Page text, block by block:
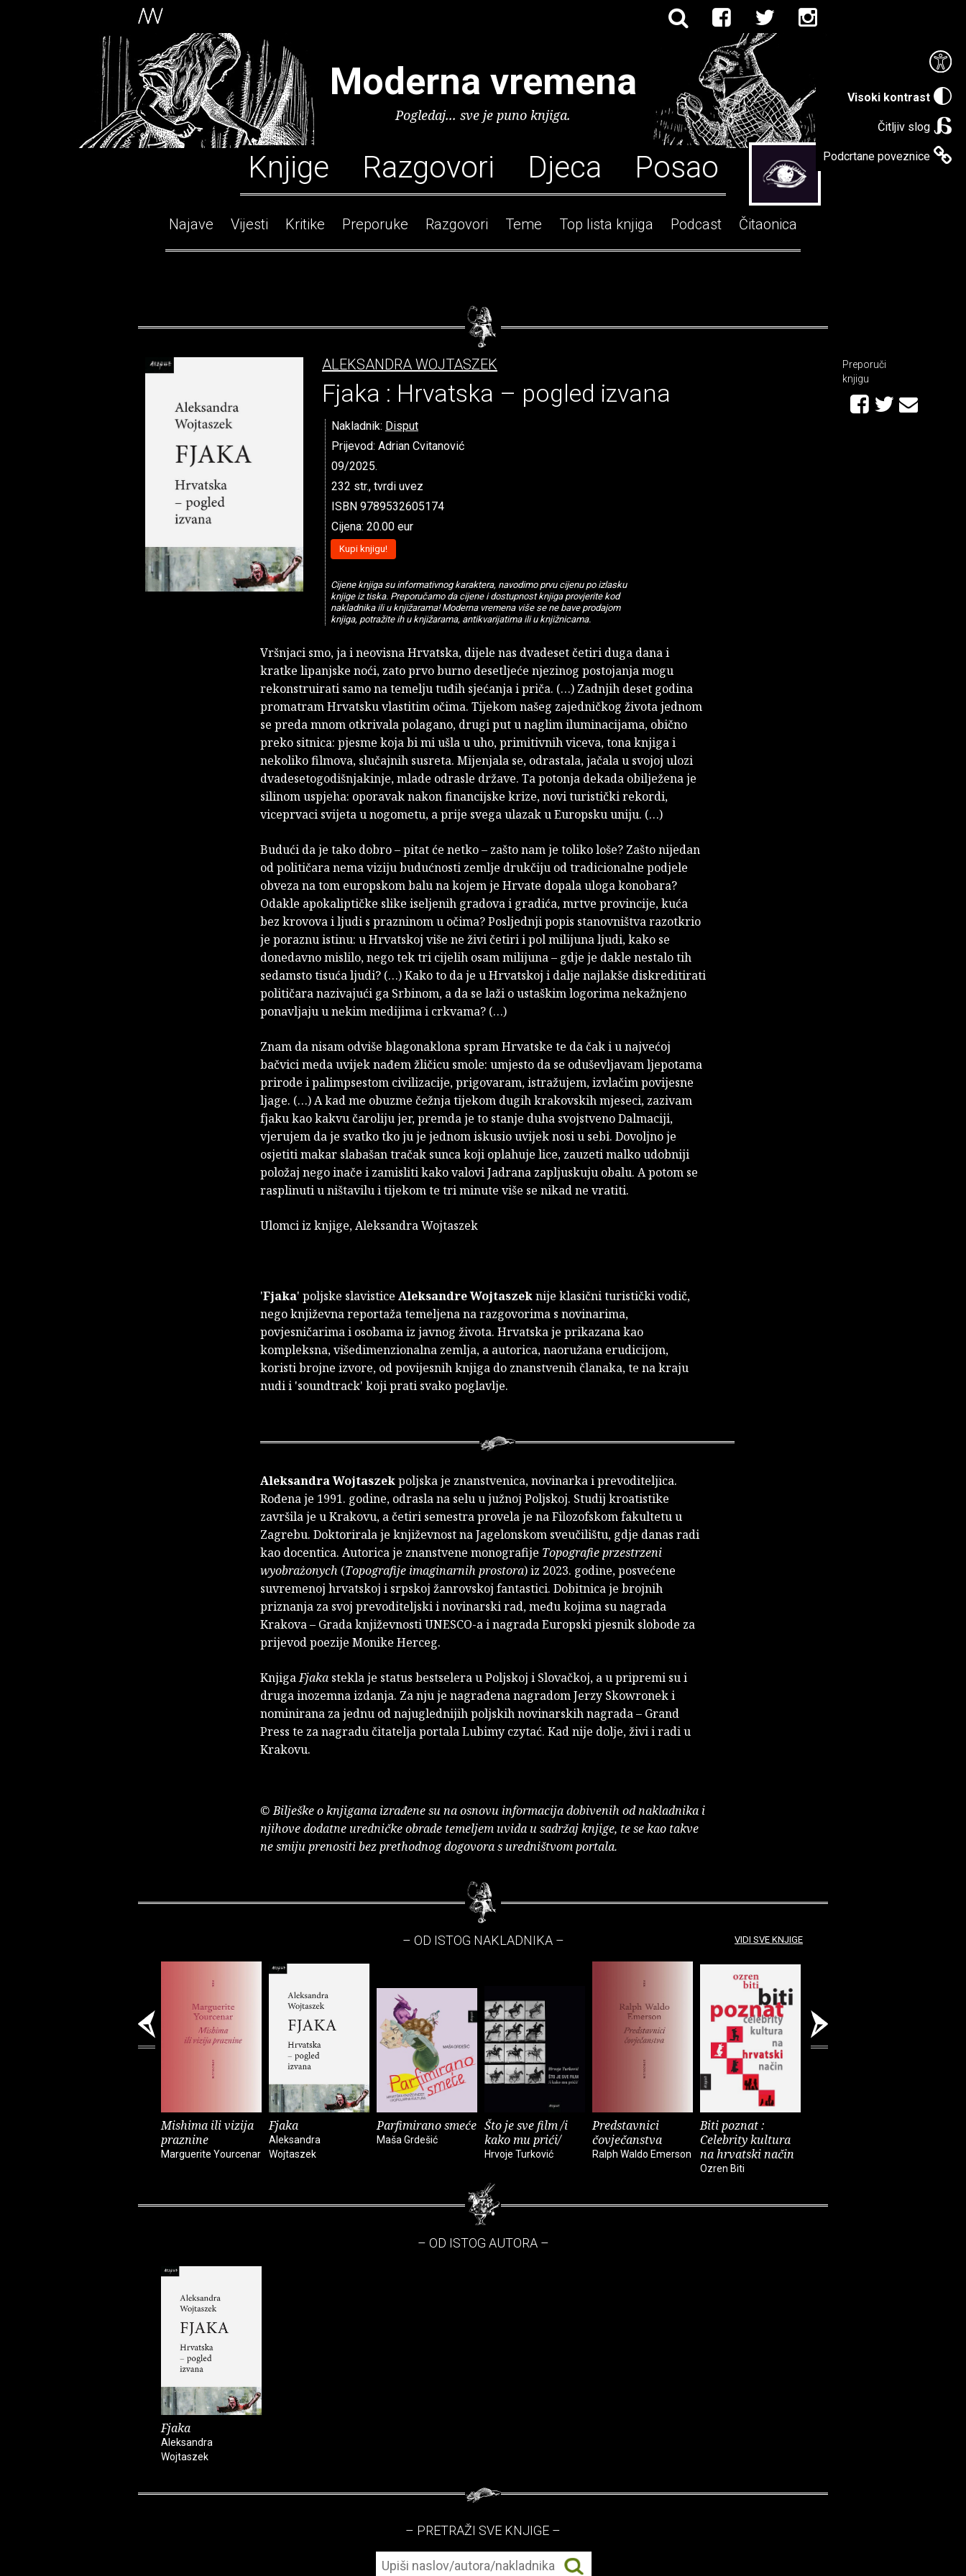
Visoki kontrast
Čitljiv slog
Podcrtane poveznice
Moderna vremena
Pogledaj... sve je puno knjiga.
Knjige Razgovori Djeca Posao
Najave Vijesti Kritike Preporuke Razgovori Teme Top lista knjiga Podcast Čitaonica
ALEKSANDRA WOJTASZEK
Fjaka : Hrvatska – pogled izvana
Nakladnik: Disput
Prijevod: Adrian Cvitanović
09/2025.
232 str., tvrdi uvez
ISBN 9789532605174
Cijena: 20.00 eur
Kupi knjigu!
Cijene knjiga su informativnog karaktera, navodimo prvu cijenu po izlasku
knjige iz tiska. Preporučamo da cijene i dostupnost knjiga provjerite kod
nakladnika ili u knjižarama! Moderna vremena više se ne bave prodajom
knjiga, potražite ih u knjižarama, antikvarijatima ili u knjižnicama.
Vršnjaci smo, ja i neovisna Hrvatska, dijele nas dvadeset četiri duga dana i
kratke lipanjske noći, zato prvo burno desetljeće njezinog postojanja mogu
rekonstruirati samo na temelju tuđih sjećanja i priča. (…) Zadnjih deset godina
promatram Hrvatsku vlastitim očima. Tijekom našeg zajedničkog života jednom
se preda mnom otkrivala polagano, drugi put u naglim iluminacijama, obično
preko sitnica: pjesme koja bi mi ušla u uho, primitivnih viceva, tona knjiga i
nekoliko filmova, slučajnih susreta. Mijenjala se, odrastala, jačala u svojoj ulozi
dvadesetogodišnjakinje, mlade odrasle države. Ta potonja dekada obilježena je
silinom uspjeha: oporavak nakon financijske krize, novi turistički rekordi,
viceprvaci svijeta u nogometu, a prije svega ulazak u Europsku uniju. (…)
Budući da je tako dobro – pitat će netko – zašto nam je toliko loše? Zašto nijedan
od političara nema viziju budućnosti zemlje drukčiju od tradicionalne podjele
obveza na tom europskom balu na kojem je Hrvate dopala uloga konobara?
Odakle apokaliptičke slike iseljenih gradova i gradića, mrtve provincije, kuća
bez krovova i ljudi s prazninom u očima? Posljednji popis stanovništva razotkrio
je poraznu istinu: u Hrvatskoj više ne živi četiri i pol milijuna ljudi, kako se
donedavno mislilo, nego tek tri cijelih osam milijuna – gdje je dakle nestalo tih
sedamsto tisuća ljudi? (…) Kako to da je u Hrvatskoj i dalje najlakše diskreditirati
političara nazivajući ga Srbinom, a da se laži o ustaškim logorima nekažnjeno
ponavljaju u nekim medijima i crkvama? (…)
Znam da nisam odviše blagonaklona spram Hrvatske te da čak i u najvećoj
bačvici meda uvijek nađem žličicu smole: umjesto da se oduševljavam ljepotama
prirode i palimpsestom civilizacije, prigovaram, istražujem, izvlačim povijesne
ljage. (…) A kad me obuzme čežnja tijekom dugih krakovskih mjeseci, zazivam
fjaku kao kakvu čaroliju jer, premda je to stanje duha svojstveno Dalmaciji,
vjerujem da je svatko tko ju je jednom iskusio uvijek nosi u sebi. Dovoljno je
osjetiti makar slabašan tračak sunca koji oplahuje lice, zauzeti malko udobniji
položaj nego inače i zamisliti kako valovi Jadrana zapljuskuju obalu. A potom se
rasplinuti u ništavilu i tijekom te tri minute više se nikad ne vratiti.
Ulomci iz knjige, Aleksandra Wojtaszek
'Fjaka' poljske slavistice Aleksandre Wojtaszeknije klasični turistički vodič,
nego književna reportaža temeljena na razgovorima s novinarima,
povjesničarima i osobama iz javnog života. Hrvatska je prikazana kao
kompleksna, višedimenzionalna zemlja, a autorica, naoružana erudicijom,
koristi brojne izvore, od povijesnih knjiga do znanstvenih članaka, te na kraju
nudi i 'soundtrack' koji prati svako poglavlje.
Aleksandra Wojtaszekpoljska je znanstvenica, novinarka i prevoditeljica.
Rođena je 1991. godine, odrasla na selu u južnoj Poljskoj. Studij kroatistike
završila je u Krakovu, a četiri semestra provela je na Filozofskom fakultetu u
Zagrebu. Doktorirala je književnost na Jagelonskom sveučilištu, gdje danas radi
kao docentica. Autorica je znanstvene monografije Topografie przestrzeni
wyobrażonych (Topografije imaginarnih prostora) iz 2023. godine, posvećene
suvremenoj hrvatskoj i srpskoj žanrovskoj fantastici. Dobitnica je brojnih
priznanja za svoj prevoditeljski i novinarski rad, među kojima su nagrada
Krakova – Grada književnosti UNESCO-a i nagrada Europski pjesnik slobode za
prijevod poezije Monike Herceg.
KnjigaFjaka stekla je status bestselera u Poljskoj i Slovačkoj, a u pripremi su i
druga inozemna izdanja. Za nju je nagrađena nagradom Jerzy Skowronek i
nominirana za jednu od najuglednijih poljskih novinarskih nagrada – Grand
Press te za nagradu čitatelja portala Lubimy czytać. Kad nije dolje, živi i radi u
Krakovu.
© Bilješke o knjigama izrađene su na osnovu informacija dobivenih od nakladnika i
njihove dodatne uredničke obrade temeljem uvida u sadržaj knjige, te se kao takve
ne smiju prenositi bez prethodnog dogovora s uredništvom portala.
Preporuči
knjigu
– OD ISTOG NAKLADNIKA –
Mishima ili vizija
praznine
Marguerite Yourcenar
Fjaka
Aleksandra
Wojtaszek
Parfimirano smeće
Maša Grdešić
Što je sve film /i
kako mu prići/
Hrvoje Turković
Predstavnici
čovječanstva
Ralph Waldo Emerson
Biti poznat :
Celebrity kultura
na hrvatski način
Ozren Biti
VIDI SVE KNJIGE
– OD ISTOG AUTORA –
Fjaka
Aleksandra
Wojtaszek
– PRETRAŽI SVE KNJIGE –